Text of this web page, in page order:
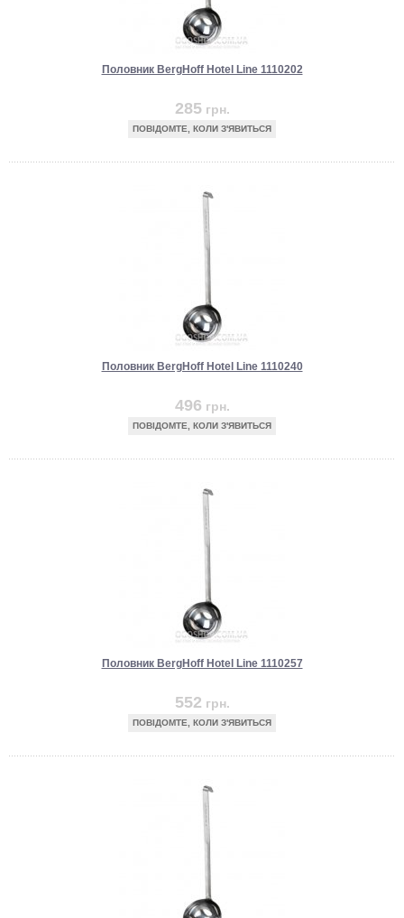
Половник BergHoff Hotel Line 1110202
285 грн.
ПОВІДОМТЕ, КОЛИ З'ЯВИТЬСЯ
Половник BergHoff Hotel Line 1110240
496 грн.
ПОВІДОМТЕ, КОЛИ З'ЯВИТЬСЯ
Половник BergHoff Hotel Line 1110257
552 грн.
ПОВІДОМТЕ, КОЛИ З'ЯВИТЬСЯ